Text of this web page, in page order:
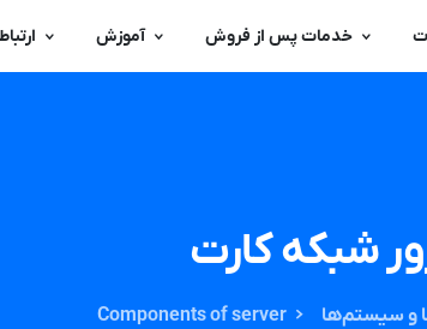
خدمات پس از فروش آموزش
کارتشبکه
و سیستم‌ها Components of server